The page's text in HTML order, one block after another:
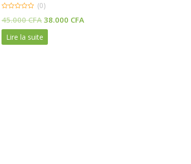
out
(0)
45.000CFA Le
prix
initial
38.000 CFALe
Lire la suite